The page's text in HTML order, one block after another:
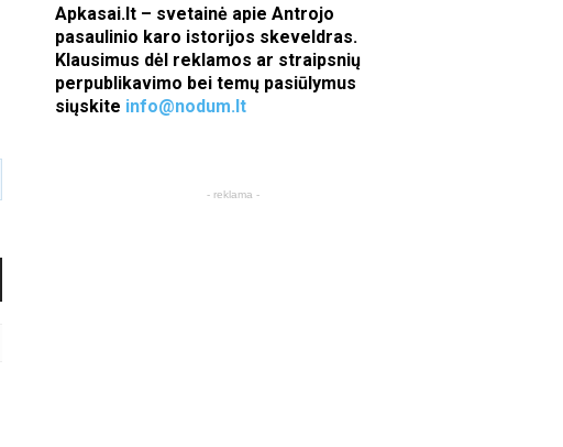
Apkasai.lt – svetainė apie Antrojo
pasaulinio karo istorijos skeveldras.
Klausimus dėl reklamos ar straipsnių
perpublikavimo bei temų pasiūlymus
siųskite info@nodum.lt
- reklama -